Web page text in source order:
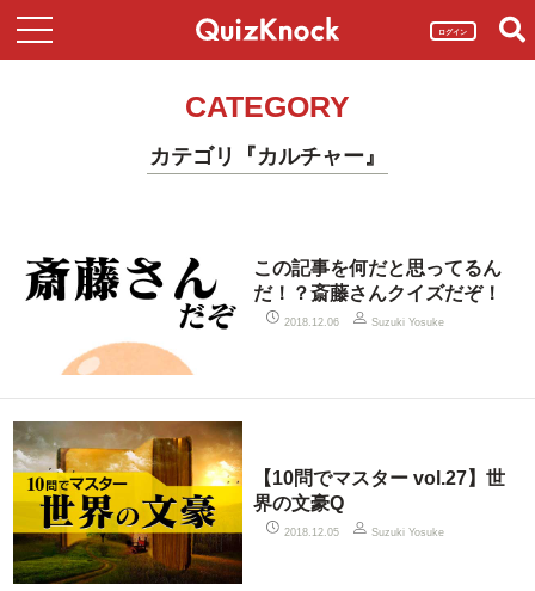
ログイン
CATEGORY
カテゴリ『カルチャー』
この記事を何だと思ってるん
だ！？斎藤さんクイズだぞ！
2018.12.06 Suzuki Yosuke
【10問でマスター vol.27】世
界の文豪Q
2018.12.05 Suzuki Yosuke